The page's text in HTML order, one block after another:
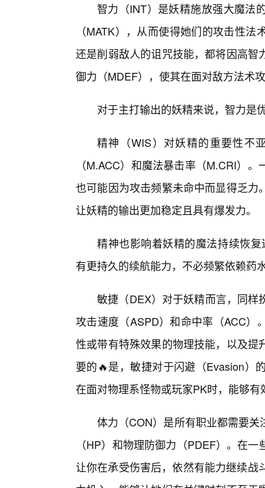
智力（INT）是妖精施放强大魔法
（MATK），从而使得她们的攻击性
还是削弱敌人的诅咒技能，都将因高
御力（MDEF），使其在面对敌方法术
对于主打输出的妖精来说，智力是
精神（WIS）对妖精的重要性不
（M.ACC）和魔法暴击率（M.CRI）
也可能因为攻击频繁未命中而显得乏
让妖精的输出更加稳定且具有爆发力。
精神也影响着妖精的魔法持续恢
有更持久的续航能力，不必频繁依赖药
敏捷（DEX）对于妖精而言，同
攻击速度（ASPD）和命中率（ACC）
性或带有特殊效果的物理技能，以及
要的🔥是，敏捷对于闪避（Evasion）
在面对物理系怪物或玩家PK时，能够
体力（CON）是所有职业都需要
（HP）和物理防御力（PDEF）。在
让你在承受伤害后，依然有能力继续